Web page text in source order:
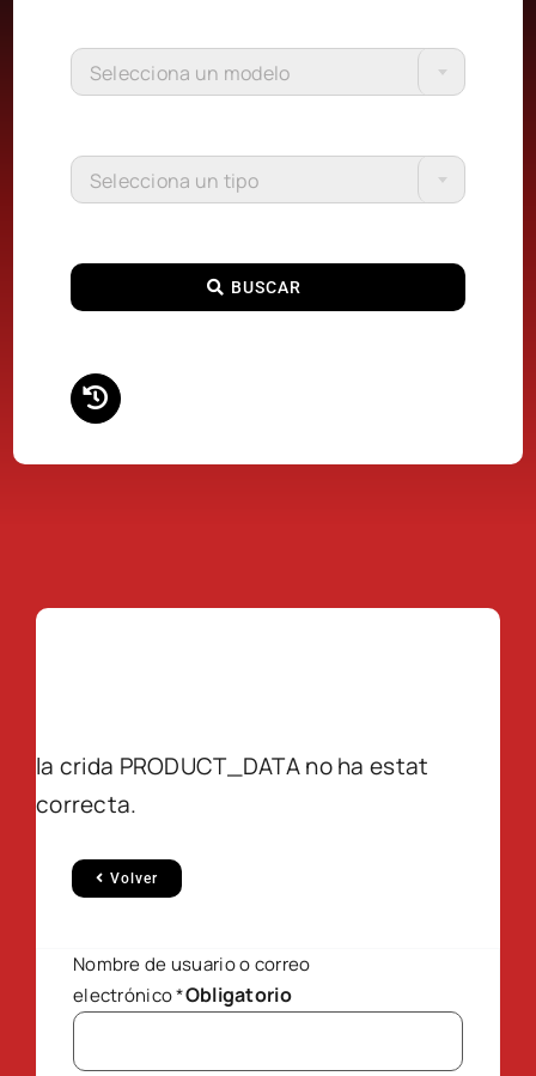
Selecciona un modelo
Selecciona un tipo
BUSCAR
la crida PRODUCT_DATA no ha estat
correcta.
Volver
Nombre de usuario o correo
electrónico*Obligatorio